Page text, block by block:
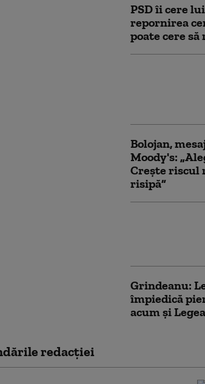
PSD îi cere
repornirea
poate cere să
Bolojan,
Moody's:
Crește riscul
risipă”
Grindeanu:
împiedică
acum și
redacţiei